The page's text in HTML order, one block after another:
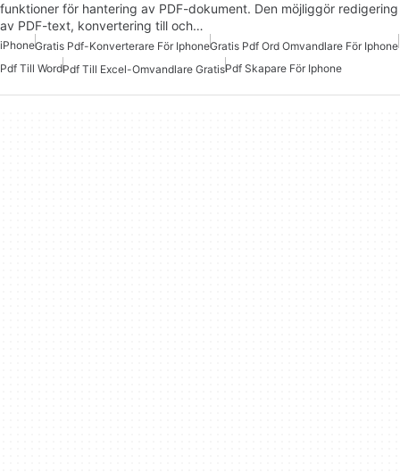
funktioner för hantering av PDF-dokument. Den möjliggör redigering
av PDF-text, konvertering till och…
iPhoneGratis Pdf-Konverterare För IphoneGratis Pdf Ord Omvandlare För Iphone
Pdf Till WordPdf Till Excel-Omvandlare GratisPdf Skapare För Iphone